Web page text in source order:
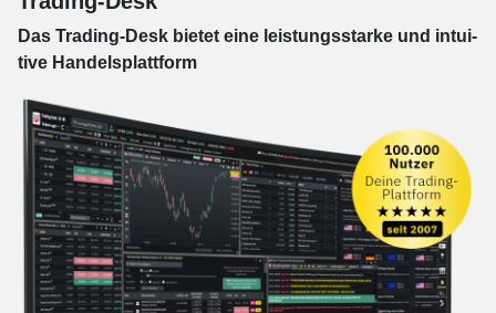
Das Trading-Desk bie­tet eine leis­tungs­star­ke und in­tui­
tive Han­dels­platt­form